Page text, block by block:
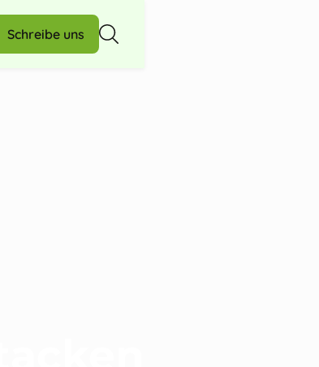
Schreibe uns